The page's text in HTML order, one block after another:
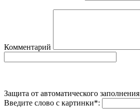
Комментарий
Защита от автоматического заполнения
Введите слово с картинки*: